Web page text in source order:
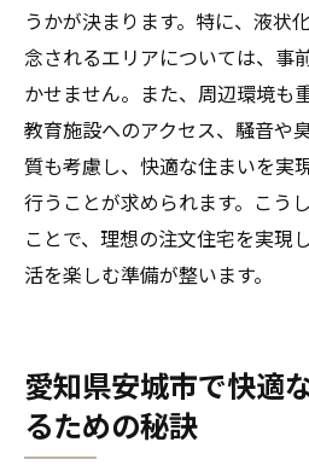
うかが決まります。特に、液状
念されるエリアについては、事
かせません。また、周辺環境も
教育施設へのアクセス、騒音や
質も考慮し、快適な住まいを実
行うことが求められます。こう
ことで、理想の注文住宅を実現
活を楽しむ準備が整います。
愛知県安城市で快適
るための秘訣